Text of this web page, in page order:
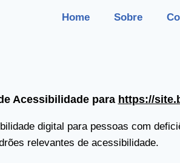
Home Sobre
Acessibilidade para https://
digital para pessoas com
relevantes de acessibilidade.